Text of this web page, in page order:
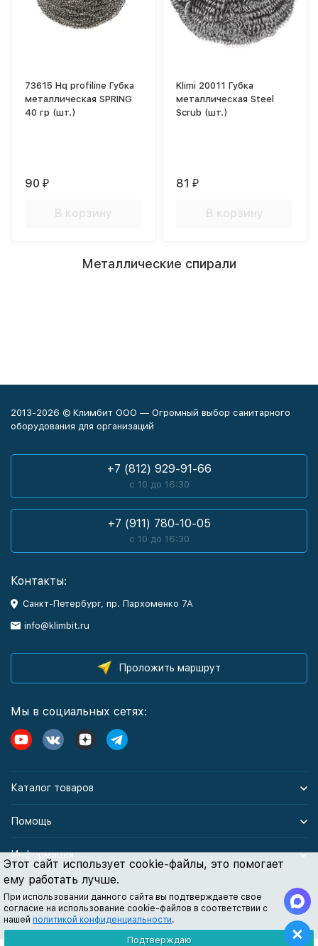
Этот сайт использует cookie-файлы, это помогает
ему работать лучше.
При использовании данного сайта вы подтверждаете свое
согласие на использование cookie-файлов в соответствии с
нашей политикой конфиденциальности.
Подтверждаю
73615 Hq profiline Губка
металлическая SPRING
40 гр (шт.)
90₽
В корзину
Klimi 20011 Губка
металлическая Steel
Scrub (шт.)
81₽
В корзину
Металлические спирали
2013-2026 © Климбит ООО — Огромный выбор санитарного
оборудования для организаций
+7 (812) 929-91-66
с 10 до 16:30
+7 (911) 780-10-05
с 10 до 16:30
Контакты:
Санкт-Петербург, пр. Пархоменко 7А
info@klimbit.ru
Проложить маршрут
Мы в социальных сетях:
Каталог товаров
Помощь
Информация
Политика персональных данных